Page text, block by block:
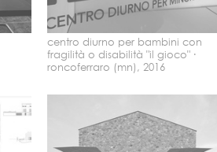
centro diurno per bambini con
fragilità o disabilità "il gioco" ·
roncoferraro (mn), 2016